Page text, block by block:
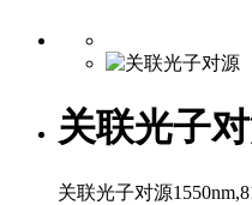
关联光子
关联光子对源